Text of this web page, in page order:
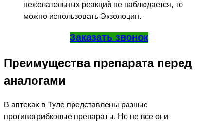
нежелательных реакций не наблюдается, то
можно использовать Экзолоцин.
Заказать звонок
Преимущества препарата перед
аналогами
В аптеках в Туле представлены разные
противогрибковые препараты. Но не все они